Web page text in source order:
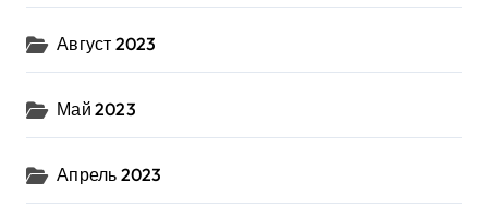
Август 2023
Май 2023
Апрель 2023